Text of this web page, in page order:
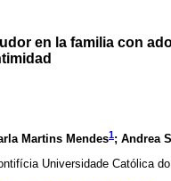
en la familia con
Martins Mendes1; Andrea
Universidade Católica